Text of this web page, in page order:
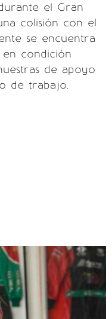
el Gran
colisión con el
se encuentra
condición
de apoyo
de trabajo.